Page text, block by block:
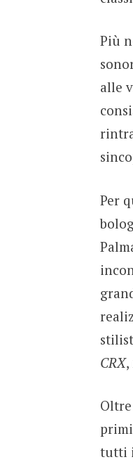
Più
alle
Per
CRX,
tutti i